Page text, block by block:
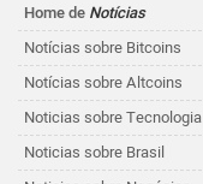
Home de Notícias
Notícias sobre Bitcoins
Notícias sobre Altcoins
Noticias sobre Tecnologia
Noticias sobre Brasil